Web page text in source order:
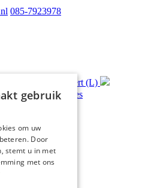
085-7923978
in Echt of Weert (L)
Persoonlijkadvies
gebruik
om uw
Door
stemt u in met
met ons